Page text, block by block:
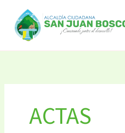
contenido
ACTAS
por: